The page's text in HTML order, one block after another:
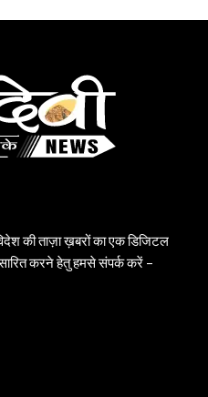
की ताज़ा ख़बरों का एक डिजिटल
करने हेतु हमसे संपर्क करें –